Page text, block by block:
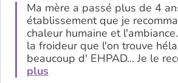
Ma mère a passé plus de 4
établissement que je
chaleur humaine et
la froideur que l'on trouve
beaucoup d' EHPAD... Je le
plus